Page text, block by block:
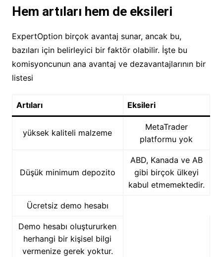
Hem artıları hem de eksileri
ExpertOption birçok avantaj sunar, ancak bu,
bazıları için belirleyici bir faktör olabilir. İşte bu
komisyoncunun ana avantaj ve dezavantajlarının bir
listesi
Artıları Eksileri
yüksek kaliteli malzeme
MetaTrader
platformu yok
Düşük minimum depozito
ABD, Kanada ve AB
gibi birçok ülkeyi
kabul etmemektedir.
Ücretsiz demo hesabı
Demo hesabı oluştururken
herhangi bir kişisel bilgi
vermenize gerek yoktur.